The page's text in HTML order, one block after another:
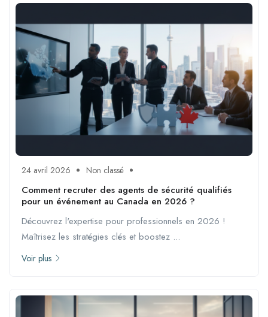
24 avril 2026 Non classé
Comment recruter des agents de sécurité qualifiés
pour un événement au Canada en 2026 ?
Découvrez l'expertise pour professionnels en 2026 !
Maîtrisez les stratégies clés et boostez ...
Voir plus